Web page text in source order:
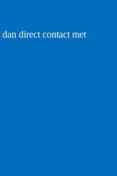
direct contact met